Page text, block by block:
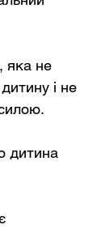
яка не
і не
дитина